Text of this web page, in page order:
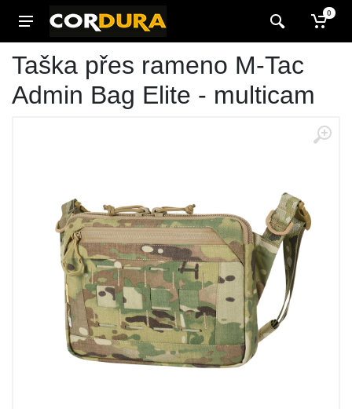
0
Taška přes rameno M-Tac
Admin Bag Elite - multicam